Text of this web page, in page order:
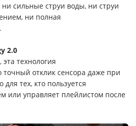
сильные струи воды, ни струи
ни полная
2.0
технология
точный отклик сенсора даже при
тех, кто пользуется
или управляет плейлистом после